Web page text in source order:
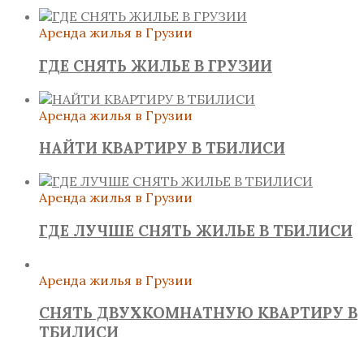
Аренда жилья в Грузии
ГДЕ СНЯТЬ ЖИЛЬЕ В ГРУЗИИ
Аренда жилья в Грузии
НАЙТИ КВАРТИРУ В ТБИЛИСИ
Аренда жилья в Грузии
ГДЕ ЛУЧШЕ СНЯТЬ ЖИЛЬЕ В ТБИЛИСИ
Аренда жилья в Грузии
СНЯТЬ ДВУХКОМНАТНУЮ КВАРТИРУ В
ТБИЛИСИ